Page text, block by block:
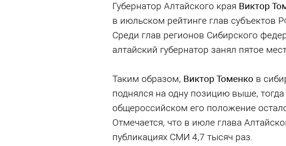
Губернатор Алтайского края Виктор
в июльском рейтинге глав субъектов
Среди глав регионов Сибирского
алтайский губернатор занял пятое
Таким образом, Виктор Томенко в
поднялся на одну позицию выше, тогда
общероссийском его положение
Отмечается, что в июле глава
публикациях СМИ 4,7 тысяч раз.